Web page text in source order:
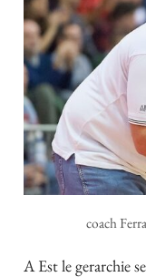
coach
A Est le gerarchie